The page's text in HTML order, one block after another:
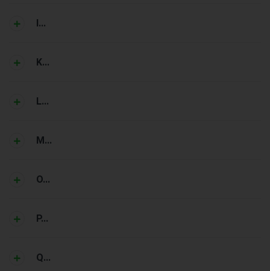
I...
K...
L...
M...
O...
P...
Q...